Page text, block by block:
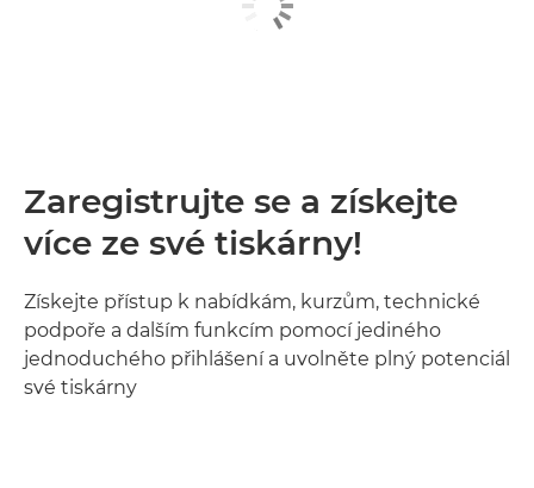
Zaregistrujte se a získejte
více ze své tiskárny!
Získejte přístup k nabídkám, kurzům, technické
podpoře a dalším funkcím pomocí jediného
jednoduchého přihlášení a uvolněte plný potenciál
své tiskárny